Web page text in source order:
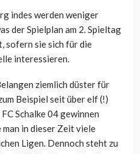
indes werden weniger
der Spielplan am 2. Spieltag
sofern sie sich für die
interessieren.
ziemlich düster für
Beispiel seit über elf (!)
Schalke 04 gewinnen
in dieser Zeit viele
Ligen. Dennoch steht zu